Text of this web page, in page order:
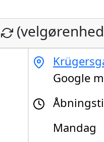
Google
Mandag